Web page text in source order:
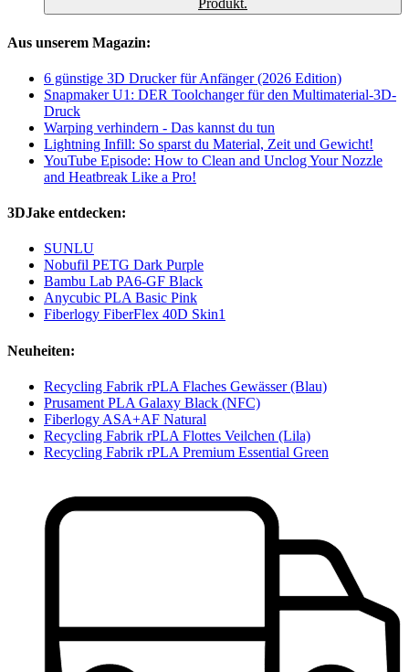
Produkt.
Aus unserem Magazin:
6 günstige 3D Drucker für Anfänger (2026 Edition)
Snapmaker U1: DER Toolchanger für den Multimaterial-3D-
Druck
Warping verhindern - Das kannst du tun
Lightning Infill: So sparst du Material, Zeit und Gewicht!
YouTube Episode: How to Clean and Unclog Your Nozzle
and Heatbreak Like a Pro!
3DJake entdecken:
SUNLU
Nobufil PETG Dark Purple
Bambu Lab PA6-GF Black
Anycubic PLA Basic Pink
Fiberlogy FiberFlex 40D Skin1
Neuheiten:
Recycling Fabrik rPLA Flaches Gewässer (Blau)
Prusament PLA Galaxy Black (NFC)
Fiberlogy ASA+AF Natural
Recycling Fabrik rPLA Flottes Veilchen (Lila)
Recycling Fabrik rPLA Premium Essential Green